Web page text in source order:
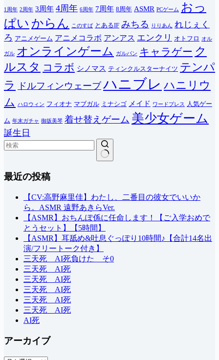
1周年 2周年 3周年 4周年 6周年 7周年 8周年 ASMR PCゲーム
おっ
ぱい からん このすば とあるIF みちる りりあん れじぇく
ろ アニメゲーム アニメコラボ アンアス エンクリ オトフロ オル
ガル オンラインゲーム ガルパン キャラゲー ク
ルスタ コラボ シノマス ティンクルスターナイツ テンパ
ラ
ドルフィンウェーブハニブレ ハニリウ
ム
ハロウィン フィオナ マブガル ミナシゴ メイド ワードプレス 人気ゲー
ム 年末ガチャ 御坂美琴 着せ替えゲーム 美少女ゲーム
誕生日
果
最近の投稿
【CV:高野麻里佳】わたし、二番目の彼女でいいか
ら。ASMR 遠野あきらVer.
【ASMR】おちんぽ係に任命します！【ご入学おめで
とうセット】【5時間】
【ASMR】耳舐め&吐息ぐっぽり10時間♪【合計14名出
演/フリートーク付き】
三天死 AI死負けた そ0
三天死 AI死
三天死 AI死
三天死 AI死
三天死 AI死
三天死 AI死
AI死
アーカイブ